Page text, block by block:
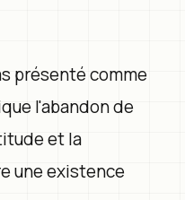
présenté comme
l'abandon de
et la
une existence